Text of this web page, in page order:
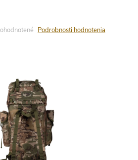
Podrobnosti hodnotenia